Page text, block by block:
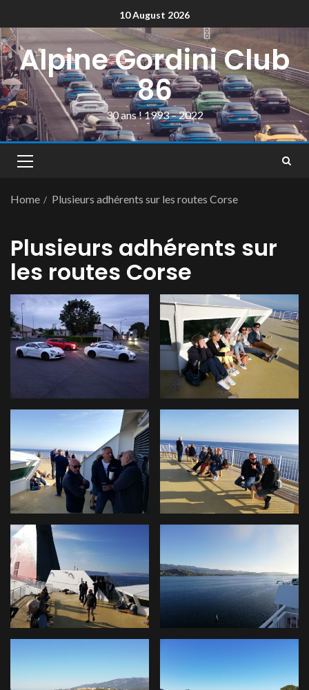
10 August 2026
Alpine Gordini Club
86
30 ans ! 1993 – 2022
Home Plusieurs adhérents sur les routes Corse
Plusieurs adhérents sur
les routes Corse